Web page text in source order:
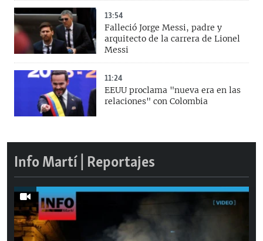
13:54
Falleció Jorge Messi, padre y
arquitecto de la carrera de Lionel
Messi
11:24
EEUU proclama "nueva era en las
relaciones" con Colombia
Info Martí | Reportajes